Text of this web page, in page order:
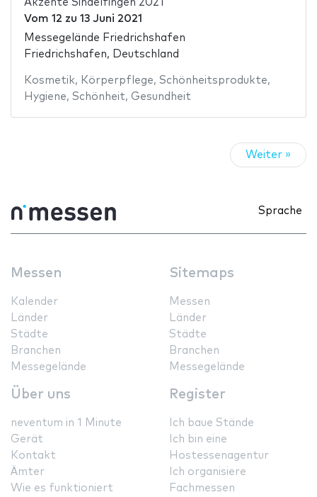
Akzente Sindelfingen 2021
Vom 12 zu 13 Juni 2021
Messegelände Friedrichshafen
Friedrichshafen, Deutschland
Kosmetik, Körperpflege, Schönheitsprodukte,
Hygiene, Schönheit, Gesundheit
Weiter »
Sprache
Messen
Kalender
Länder
Städte
Branchen
Messegelände
Sitemaps
Messen
Länder
Städte
Branchen
Messegelände
Über uns
neventum in 1 Minute
Gerät
Kontakt
Ämter
Wie es funktioniert
Register
Ich baue Stände
Ich bin eine
Hostessenagentur
Ich organisiere
Fachmessen